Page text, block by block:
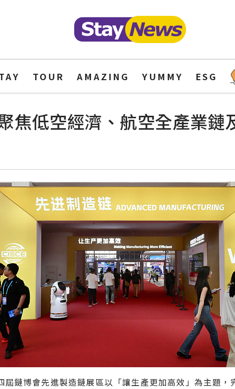
TOUR AMAZING YUMMY ESG
焦低空經濟、航空全產業鏈
屆鏈博會先進製造鏈展區以「讓生產更加高效」為主題